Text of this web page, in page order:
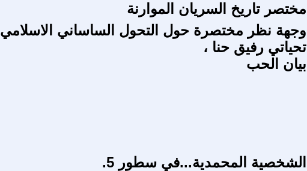
مختصر تاريخ السريان الموارنة
وجهة نظر مختصرة حول التحول الساساني الاسلامي
تحياتي رفيق حنا ،
بيان الحب
الشخصية المحمدية...في سطور 5.